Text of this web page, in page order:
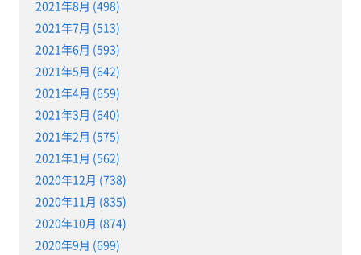
2021年8月 (498)
2021年7月 (513)
2021年6月 (593)
2021年5月 (642)
2021年4月 (659)
2021年3月 (640)
2021年2月 (575)
2021年1月 (562)
2020年12月 (738)
2020年11月 (835)
2020年10月 (874)
2020年9月 (699)